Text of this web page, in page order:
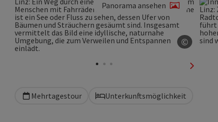
©
Panorama ansehen
Mehrtagestour Unterkunftsmöglichkeit